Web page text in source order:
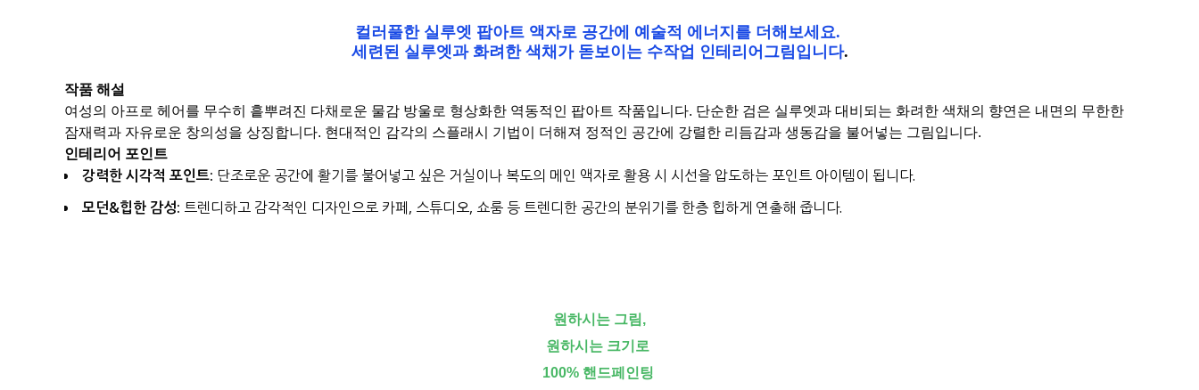
컬러풀한 실루엣 팝아트 액자로 공간에 예술적 에너지를 더해보세요.
세련된 실루엣과 화려한 색채가 돋보이는 수작업 인테리어그림입니다.
작품 해설
여성의 아프로 헤어를 무수히 흩뿌려진 다채로운 물감 방울로 형상화한 역동적인 팝아트 작품입니다. 단순한 검은 실루엣과 대비되는 화려한 색채의 향연은 내면의 무한한
잠재력과 자유로운 창의성을 상징합니다. 현대적인 감각의 스플래시 기법이 더해져 정적인 공간에 강렬한 리듬감과 생동감을 불어넣는 그림입니다.
인테리어 포인트
강력한 시각적 포인트: 단조로운 공간에 활기를 불어넣고 싶은 거실이나 복도의 메인 액자로 활용 시 시선을 압도하는 포인트 아이템이 됩니다.
모던&힙한 감성: 트렌디하고 감각적인 디자인으로 카페, 스튜디오, 쇼룸 등 트렌디한 공간의 분위기를 한층 힙하게 연출해 줍니다.
원하시는 그림,
원하시는 크기로
100% 핸드페인팅